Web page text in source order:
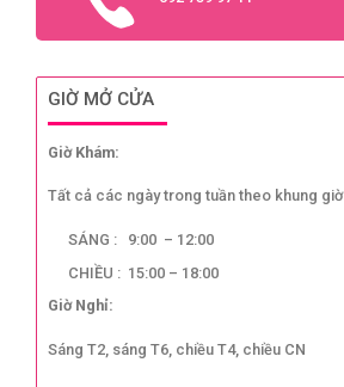
GIỜ MỞ CỬA
Giờ Khám:
Tất cả các ngày trong tuần theo khung giờ
SÁNG : 9:00 – 12:00
CHIỀU : 15:00 – 18:00
Giờ Nghỉ:
Sáng T2, sáng T6, chiều T4, chiều CN